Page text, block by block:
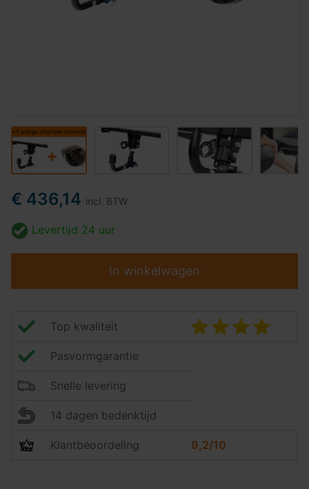
€ 436,14 incl. BTW
Levertijd 24 uur
In winkelwagen
Top kwaliteit
Pasvormgarantie
Snelle levering
14 dagen bedenktijd
Klantbeoordeling 9,2/10